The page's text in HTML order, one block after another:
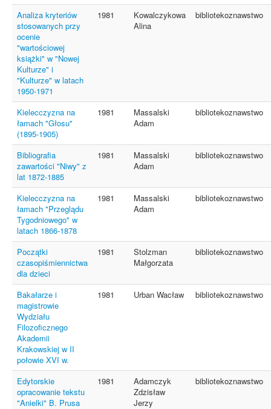
Analiza kryteriów
stosowanych przy
ocenie
"wartościowej
książki" w "Nowej
Kulturze" i
"Kulturze" w latach
1950-1971
1981
Kowalczykowa
Alina
bibliotekoznawstwo
Kielecczyzna na
łamach "Głosu"
(1895-1905)
1981
Massalski
Adam
bibliotekoznawstwo
Bibliografia
zawartości "Niwy" z
lat 1872-1885
1981
Massalski
Adam
bibliotekoznawstwo
Kielecczyzna na
łamach "Przeglądu
Tygodniowego" w
latach 1866-1878
1981
Massalski
Adam
bibliotekoznawstwo
Początki
czasopiśmiennictwa
dla dzieci
1981
Stolzman
Małgorzata
bibliotekoznawstwo
Bakałarze i
magistrowie
Wydziału
Filozoficznego
Akademii
Krakowskiej w II
połowie XVI w.
1981 Urban Wacław bibliotekoznawstwo
Edytorskie
opracowanie tekstu
"Anielki" B. Prusa
1981
Adamczyk
Zdzisław
Jerzy
bibliotekoznawstwo